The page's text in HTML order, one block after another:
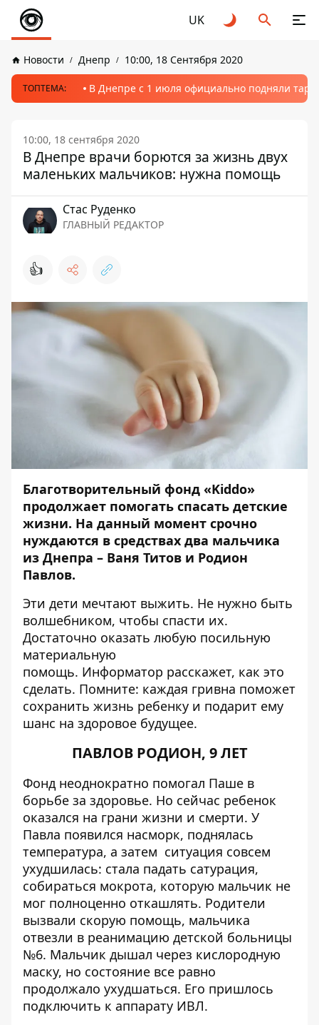
UK
Новости Днепр 10:00, 18 Сентября 2020
ТОПТЕМА: В Днепре с 1 июля официально подняли
10:00, 18 сентября 2020
В Днепре врачи борются за жизнь двух
маленьких мальчиков: нужна помощь
Стаc Руденко
ГЛАВНЫЙ РЕДАКТОР
👍
Благотворительный фонд «Kiddo»
продолжает помогать спасать детские
жизни. На данный момент срочно
нуждаются в средствах два мальчика
из Днепра – Ваня Титов и Родион
Павлов.
Эти дети мечтают выжить. Не нужно быть
волшебником, чтобы спасти их.
Достаточно оказать любую посильную
материальную
помощь. Информатор расскажет, как это
сделать. Помните: каждая гривна поможет
сохранить жизнь ребенку и подарит ему
шанс на здоровое будущее.
ПАВЛОВ РОДИОН, 9 ЛЕТ
Фонд неоднократно помогал Паше в
борьбе за здоровье. Но сейчас ребенок
оказался на грани жизни и смерти. У
Павла появился насморк, поднялась
температура, а затем ситуация совсем
ухудшилась: стала падать сатурация,
собираться мокрота, которую мальчик не
мог полноценно откашлять. Родители
вызвали скорую помощь, мальчика
отвезли в реанимацию детской больницы
№6. Мальчик дышал через кислородную
маску, но состояние все равно
продолжало ухудшаться. Его пришлось
подключить к аппарату ИВЛ.